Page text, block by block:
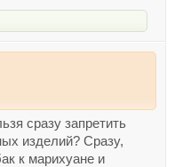
сразу запретить
изделий? Сразу,
к марихуане и